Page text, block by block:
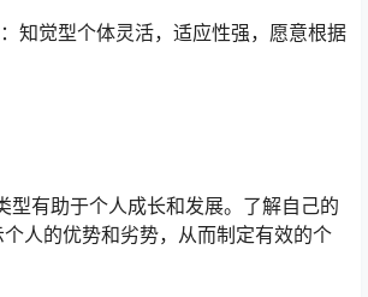
知觉型个体灵活，适应性强，愿意根据
型有助于个人成长和发展。了解自己的
人的优势和劣势，从而制定有效的个